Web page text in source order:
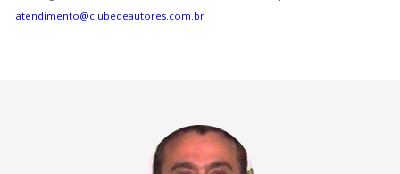
atendimento@clubedeautores.com.br